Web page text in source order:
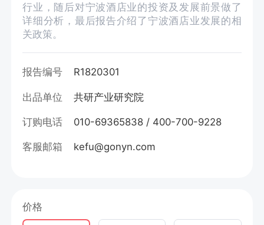
行业，随后对宁波酒店业的投资及发展前景做了
详细分析，最后报告介绍了宁波酒店业发展的相
关政策。
报告编号 R1820301
出品单位 共研产业研究院
订购电话 010-69365838 / 400-700-9228
客服邮箱 kefu@gonyn.com
价格